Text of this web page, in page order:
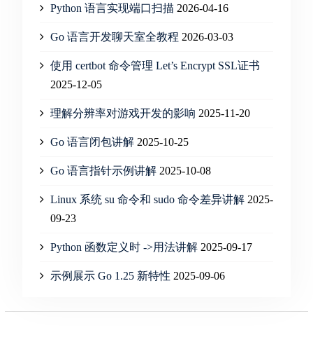
Python 语言实现端口扫描 2026-04-16
Go 语言开发聊天室全教程 2026-03-03
使用 certbot 命令管理 Let’s Encrypt SSL证书
2025-12-05
理解分辨率对游戏开发的影响 2025-11-20
Go 语言闭包讲解 2025-10-25
Go 语言指针示例讲解 2025-10-08
Linux 系统 su 命令和 sudo 命令差异讲解 2025-
09-23
Python 函数定义时 ->用法讲解 2025-09-17
示例展示 Go 1.25 新特性 2025-09-06